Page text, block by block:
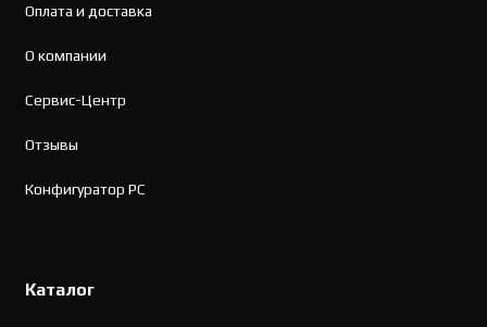
Оплата и доставка
О компании
Сервис-Центр
Отзывы
Конфигуратор PC
Каталог